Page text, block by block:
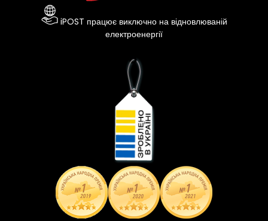
iPOST працює виключно на відновлюваній
електроенергії